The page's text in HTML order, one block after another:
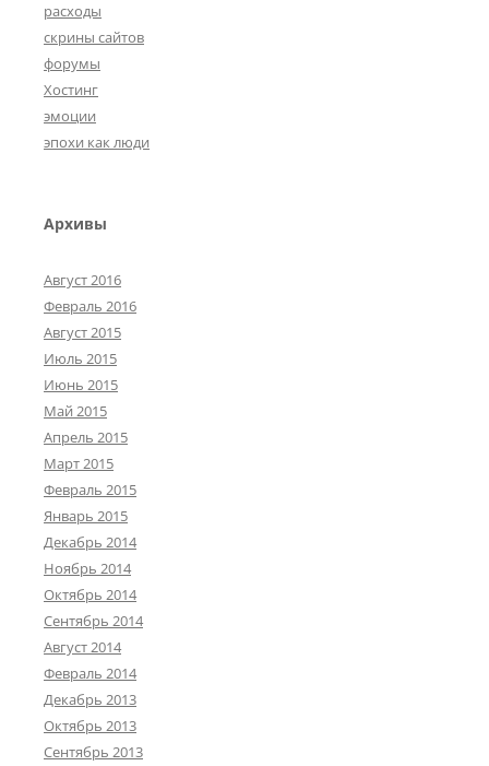
расходы
скрины сайтов
форумы
Хостинг
эмоции
эпохи как люди
Архивы
Август 2016
Февраль 2016
Август 2015
Июль 2015
Июнь 2015
Май 2015
Апрель 2015
Март 2015
Февраль 2015
Январь 2015
Декабрь 2014
Ноябрь 2014
Октябрь 2014
Сентябрь 2014
Август 2014
Февраль 2014
Декабрь 2013
Октябрь 2013
Сентябрь 2013